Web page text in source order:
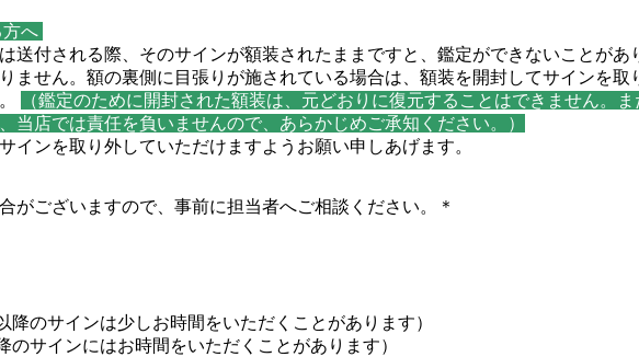
へ
送付される際、そのサインが額装されたままですと、鑑定ができないことがあ
ません。額の裏側に目張りが施されている場合は、額装を開封してサインを取
（鑑定のために開封された額装は、元どおりに復元することはできません。ま
当店では責任を負いませんので、あらかじめご承知ください。）
インを取り外していただけますようお願い申しあげます。
がございますので、事前に担当者へご相談ください。＊
降のサインは少しお時間をいただくことがあります）
のサインにはお時間をいただくことがあります）